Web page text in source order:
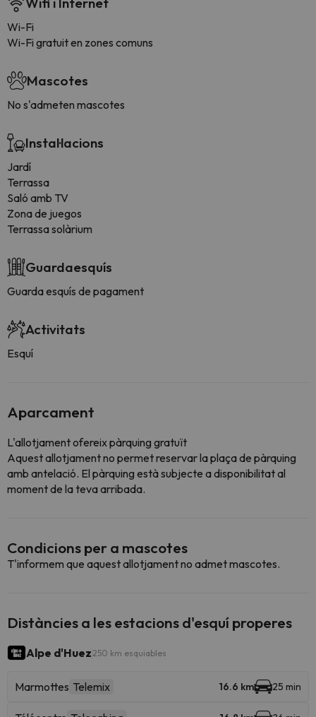
Wi-Fi
Wi-Fi gratuit en zones comuns
Mascotes
No s'admeten mascotes
Instal·lacions
Jardí
Terrassa
Saló amb TV
Zona de juegos
Terrassa solàrium
Guardaesquís
Guarda esquís de pagament
Activitats
Esquí
Aparcament
L'allotjament ofereix pàrquing gratuït
Aquest allotjament no permet reservar la plaça de pàrquing
amb antelació. El pàrquing està subjecte a disponibilitat al
moment de la teva arribada.
Condicions per a mascotes
T'informem que aquest allotjament no admet mascotes.
Distàncies a les estacions d'esquí properes
Alpe d'Huez 250 km esquiables
Marmottes Telemix 16.6 km 25 min